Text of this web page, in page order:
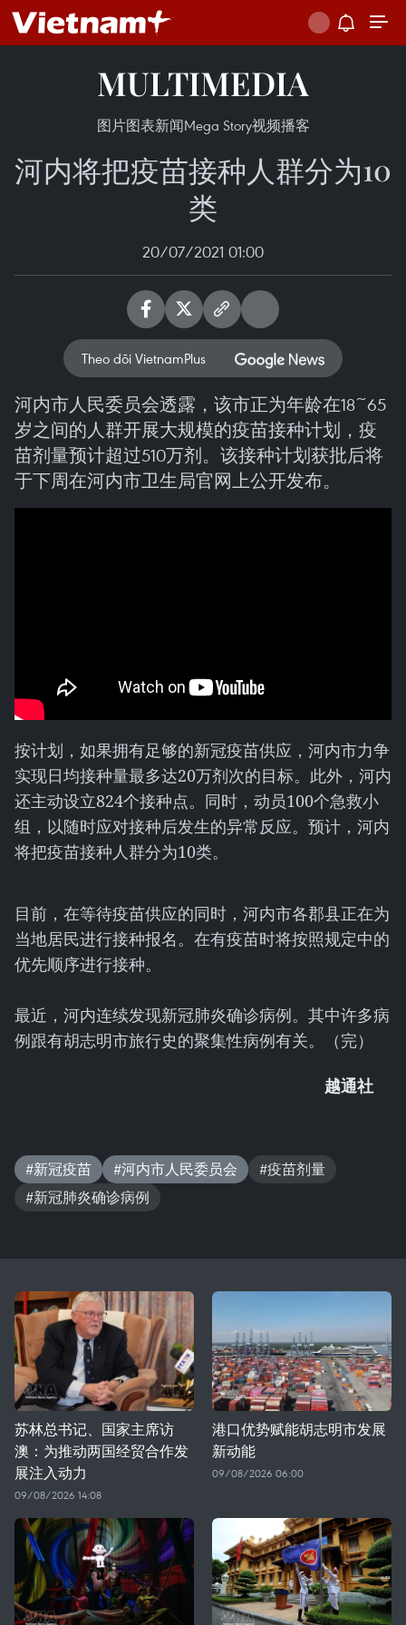
MULTIMEDIA
图片图表新闻Mega Story视频播客
河内将把疫苗接种人群分为10
类
20/07/2021 01:00
Theo dõi VietnamPlus
河内市人民委员会透露，该市正为年龄在18~65
岁之间的人群开展大规模的疫苗接种计划，疫
苗剂量预计超过510万剂。该接种计划获批后将
于下周在河内市卫生局官网上公开发布。
按计划，如果拥有足够的新冠疫苗供应，河内市力争
实现日均接种量最多达20万剂次的目标。此外，河内
还主动设立824个接种点。同时，动员100个急救小
组，以随时应对接种后发生的异常反应。预计，河内
将把疫苗接种人群分为10类。
目前，在等待疫苗供应的同时，河内市各郡县正在为
当地居民进行接种报名。在有疫苗时将按照规定中的
优先顺序进行接种。
最近，河内连续发现新冠肺炎确诊病例。其中许多病
例跟有胡志明市旅行史的聚集性病例有关。（完）
越通社
#新冠疫苗 #河内市人民委员会
#疫苗剂量
#新冠肺炎确诊病例
苏林总书记、国家主席访
澳：为推动两国经贸合作发
展注入动力
09/08/2026 14:08
港口优势赋能胡志明市发展
新动能
09/08/2026 06:00